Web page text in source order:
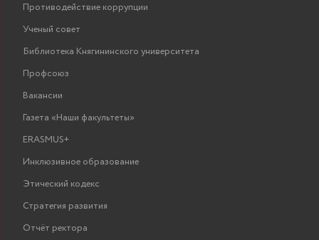
Противодействие коррупции
Ученый совет
Библиотека Княгининского университета
Профсоюз
Вакансии
Газета «Наши факультеты»
ERASMUS+
Инклюзивное образование
Этический кодекс
Стратегия развития
Отчёт ректора